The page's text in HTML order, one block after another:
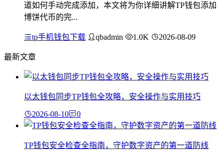
道如何手动完成添加，本文将为你详细讲解TP钱包添加
博饼代币的完...
tp手机钱包下载 qbadmin 1.0K 2026-08-09
最新文章
以太钱包同步TP钱包全攻略，安全操作与实用技巧
2026-08-10 0
TP钱包安全检查全指南，守护数字资产的第一道防线